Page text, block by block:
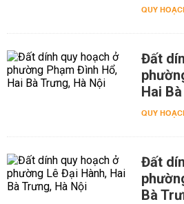
QUY
Đất
Hai
QUY
Đất
Bà